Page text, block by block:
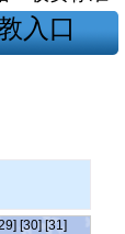
入口
[30] [31]